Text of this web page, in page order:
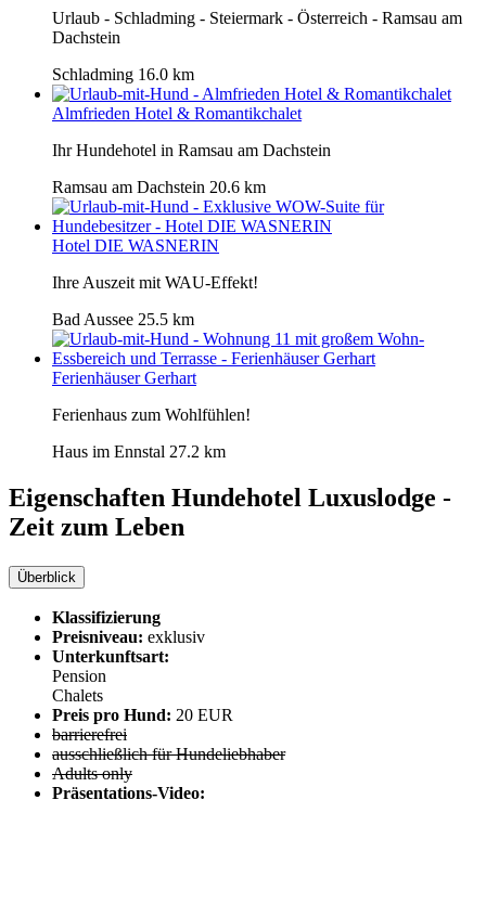
Urlaub - Schladming - Steiermark - Österreich - Ramsau am
Dachstein
Schladming 16.0 km
Almfrieden Hotel & Romantikchalet
Ihr Hundehotel in Ramsau am Dachstein
Ramsau am Dachstein 20.6 km
Hotel DIE WASNERIN
Ihre Auszeit mit WAU-Effekt!
Bad Aussee 25.5 km
Ferienhäuser Gerhart
Ferienhaus zum Wohlfühlen!
Haus im Ennstal 27.2 km
Eigenschaften Hundehotel Luxuslodge -
Zeit zum Leben
Überblick
Klassifizierung
Preisniveau: exklusiv
Unterkunftsart:
Pension
Chalets
Preis pro Hund: 20 EUR
barrierefrei
ausschließlich für Hundeliebhaber
Adults only
Präsentations-Video: